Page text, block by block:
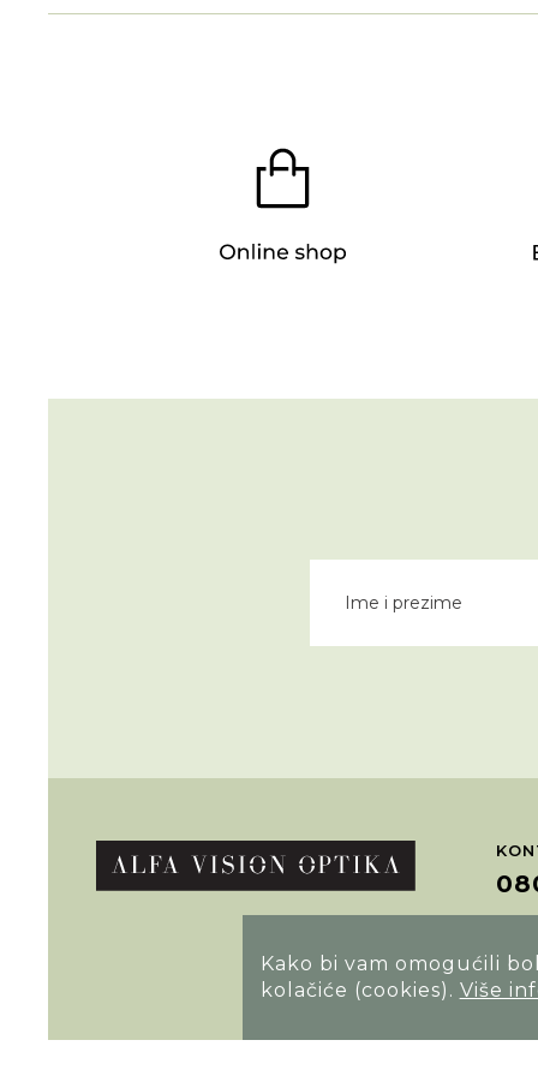
Kako bi vam omogućili
kolačiće (cookies). Više